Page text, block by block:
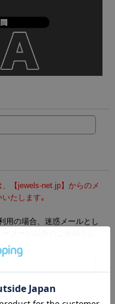
【jewels-net.jp】からのメ
たします｡
用の場合、迷惑メールとし